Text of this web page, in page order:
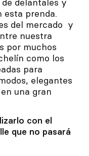
delantales y
esta prenda.
del mercado y
nuestra
por muchos
como los
para
elegantes
una gran
con el
que no pasará